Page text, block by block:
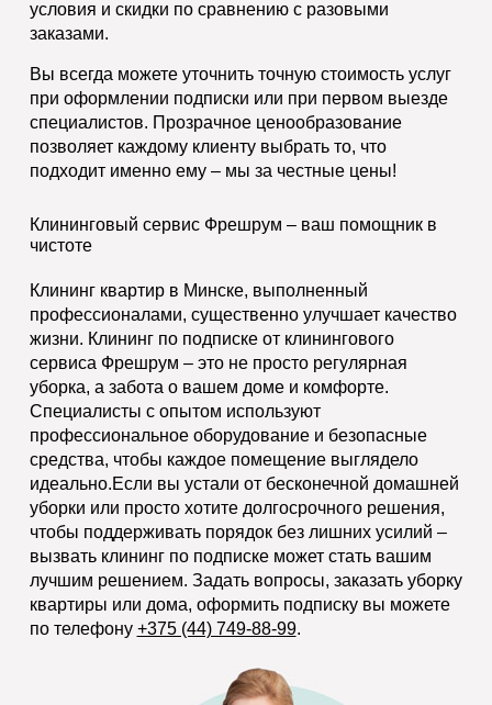
условия и скидки по сравнению с разовыми
заказами.
Вы всегда можете уточнить точную стоимость услуг
при оформлении подписки или при первом выезде
специалистов. Прозрачное ценообразование
позволяет каждому клиенту выбрать то, что
подходит именно ему – мы за честные цены!
Клининговый сервис Фрешрум – ваш помощник в
чистоте
Клининг квартир в Минске, выполненный
профессионалами, существенно улучшает качество
жизни. Клининг по подписке от клинингового
сервиса Фрешрум – это не просто регулярная
уборка, а забота о вашем доме и комфорте.
Специалисты с опытом используют
профессиональное оборудование и безопасные
средства, чтобы каждое помещение выглядело
идеально.Если вы устали от бесконечной домашней
уборки или просто хотите долгосрочного решения,
чтобы поддерживать порядок без лишних усилий –
вызвать клининг по подписке может стать вашим
лучшим решением. Задать вопросы, заказать уборку
квартиры или дома, оформить подписку вы можете
по телефону +375 (44) 749-88-99.